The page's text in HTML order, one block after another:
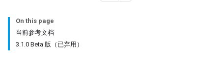
On this page
当前参考文档
3.1.0 Beta 版（已弃用）